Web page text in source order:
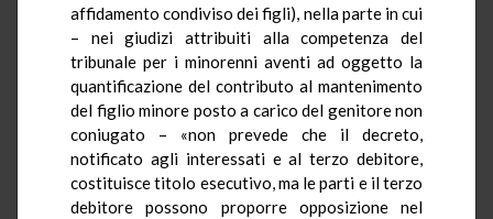
affidamento condiviso dei figli), nella parte in cui
– nei giudizi attribuiti alla competenza del
tribunale per i minorenni aventi ad oggetto la
quantificazione del contributo al mantenimento
del figlio minore posto a carico del genitore non
coniugato – «non prevede che il decreto,
notificato agli interessati e al terzo debitore,
costituisce titolo esecutivo, ma le parti e il terzo
debitore possono proporre opposizione nel